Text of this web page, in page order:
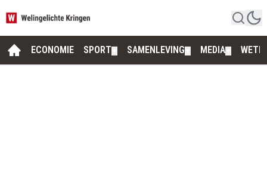
ECONOMIE SPORT SAMENLEVING MEDIA